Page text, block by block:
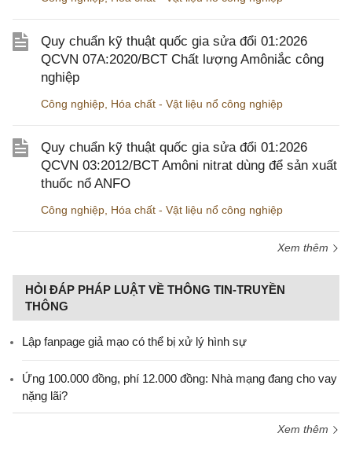
Quy chuẩn kỹ thuật quốc gia sửa đổi 01:2026
QCVN 07A:2020/BCT Chất lượng Amôniắc công
nghiệp
Công nghiệp Hóa chất - Vật liệu nổ công nghiệp
Quy chuẩn kỹ thuật quốc gia sửa đổi 01:2026
QCVN 03:2012/BCT Amôni nitrat dùng để sản xuất
thuốc nổ ANFO
Công nghiệp Hóa chất - Vật liệu nổ công nghiệp
Xem thêm
HỎI ĐÁP PHÁP LUẬT VỀ THÔNG TIN-TRUYỀN
THÔNG
Lập fanpage giả mạo có thể bị xử lý hình sự
Ứng 100.000 đồng, phí 12.000 đồng: Nhà mạng đang cho vay
nặng lãi?
Xem thêm